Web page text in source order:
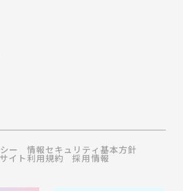
ー 情報セキュリティ基本方針
サイト利用規約 採用情報